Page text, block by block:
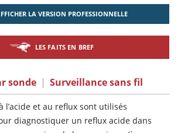
LA VERSION PROFESSIONNELLE
LES FAITS EN BREF
sonde | Surveillance sans fil
l’acide et au reflux sont utilisés
diagnostiquer un reflux acide dans